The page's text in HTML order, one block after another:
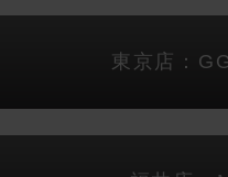
東京店：